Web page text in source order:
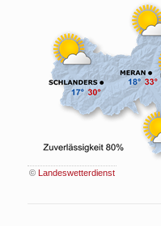
© Landeswetterdienst